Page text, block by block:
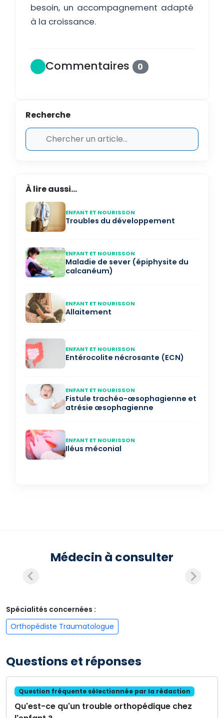
besoin, un accompagnement adapté
à la croissance.
Commentaires 0
Recherche
À lire aussi...
ENFANT ET NOURISSON
Troubles du développement
ENFANT ET NOURISSON
Maladie de sever (épiphysite du
calcanéum)
ENFANT ET NOURISSON
Allaitement
ENFANT ET NOURISSON
Entérocolite nécrosante (ECN)
ENFANT ET NOURISSON
Fistule trachéo-œsophagienne et
atrésie œsophagienne
ENFANT ET NOURISSON
Iléus méconial
Médecin à consulter
Spécialités concernées :
Orthopédiste Traumatologue
Questions et réponses
Question fréquente sélectionnée par la rédaction
Qu'est-ce qu'un trouble orthopédique chez